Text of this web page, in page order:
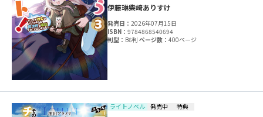
伊藤琳柴崎ありすけ
発売日：2026年07月15日
ISBN：9784868540694
判型： B6判ページ数：400ページ
ライトノベル 発売中 特典